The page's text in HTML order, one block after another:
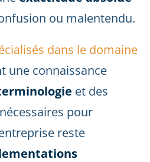
ou malentendu.
dans le domaine
une connaissance
et des
nécessaires pour
reste